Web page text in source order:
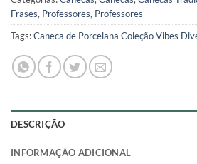
Frases, Professores, Professores
Tags:Caneca de Porcelana Coleção Vibes
DESCRIÇÃO
INFORMAÇÃO ADICIONAL